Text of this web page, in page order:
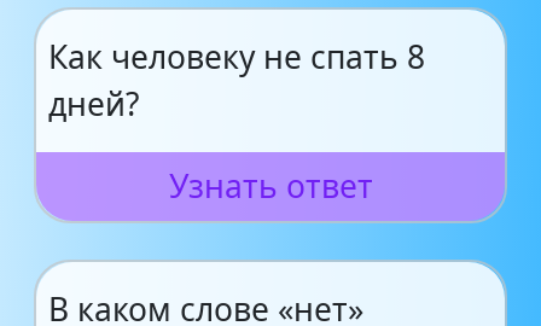
Как человеку не спать 8
дней?
Узнать ответ
В каком слове «нет»